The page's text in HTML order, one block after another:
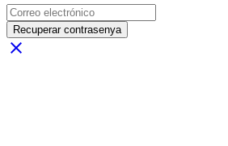
Recuperar contrasenya
close